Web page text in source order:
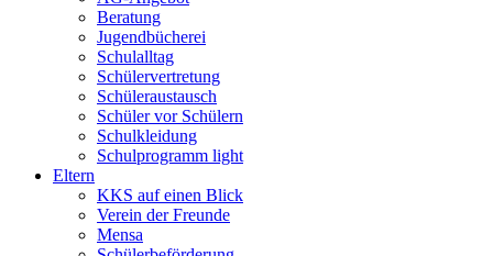
Beratung
Jugendbücherei
Schulalltag
Schülervertretung
Schüleraustausch
Schüler vor Schülern
Schulkleidung
Schulprogramm light
Eltern
KKS auf einen Blick
Verein der Freunde
Mensa